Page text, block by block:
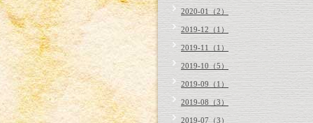
2020-01（2）
2019-12（1）
2019-11（1）
2019-10（5）
2019-09（1）
2019-08（3）
2019-07（3）